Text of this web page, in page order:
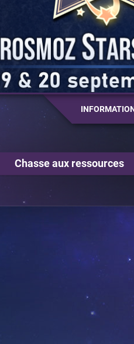
Chasse aux ressources